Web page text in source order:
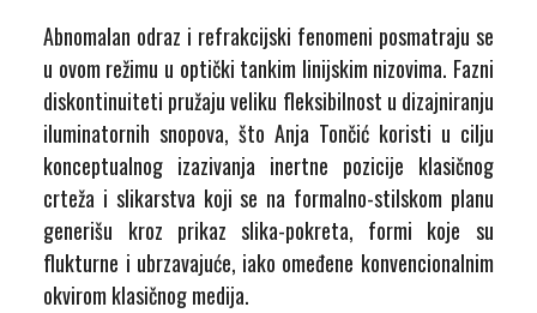
Abnomalan odraz i refrakcijski fenomeni posmatraju se
u ovom režimu u optički tankim linijskim nizovima. Fazni
diskontinuiteti pružaju veliku fleksibilnost u dizajniranju
iluminatornih snopova, što Anja Tončić koristi u cilju
konceptualnog izazivanja inertne pozicije klasičnog
crteža i slikarstva koji se na formalno-stilskom planu
generišu kroz prikaz slika-pokreta, formi koje su
flukturne i ubrzavajuće, iako omeđene konvencionalnim
okvirom klasičnog medija.